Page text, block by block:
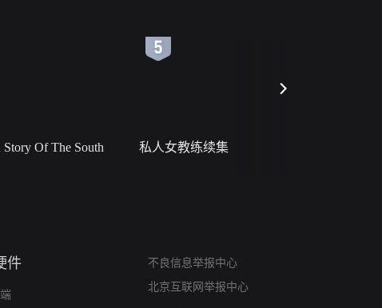
Of The South
私人女教练续集
件
不良信息举报中心
北京互联网举报中心
算法推荐专项举报